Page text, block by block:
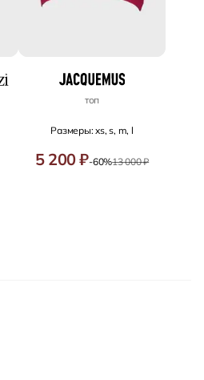
топ
Размеры: xs, s, m, l
5 200 ₽-60%13 000 ₽